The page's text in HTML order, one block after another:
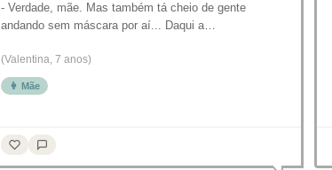
- Verdade, mãe. Mas também tá cheio de gente
andando sem máscara por aí... Daqui a…
(Valentina, 7 anos)
👩 Mãe